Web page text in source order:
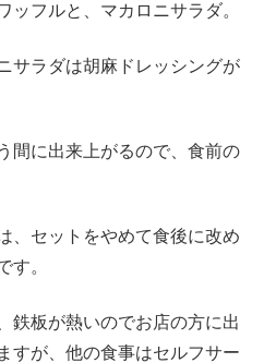
ッフルと、マカロニサラダ。
サラダは胡麻ドレッシングが
間に出来上がるので、食前の
、セットをやめて食後に改め
す。
鉄板が熱いのでお店の方に出
すが、他の食事はセルフサー